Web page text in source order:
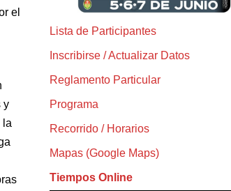
el
y
la
Lista de Participantes
Inscribirse / Actualizar Datos
Reglamento Particular
Programa
Recorrido / Horarios
Mapas (Google Maps)
Tiempos Online